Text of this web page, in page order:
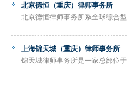
北京德恒（重庆）律师事务所
北京德恒律师事务所系全球综合
上海锦天城（重庆）律师事务所
锦天城律师事务所是一家总部位